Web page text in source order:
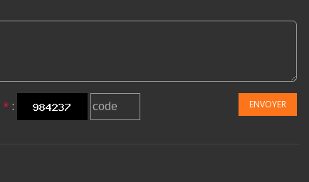
* : ENVOYER